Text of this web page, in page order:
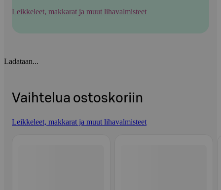
Leikkeleet, makkarat ja muut lihavalmisteet
Ladataan...
Vaihtelua ostoskoriin
Leikkeleet, makkarat ja muut lihavalmisteet